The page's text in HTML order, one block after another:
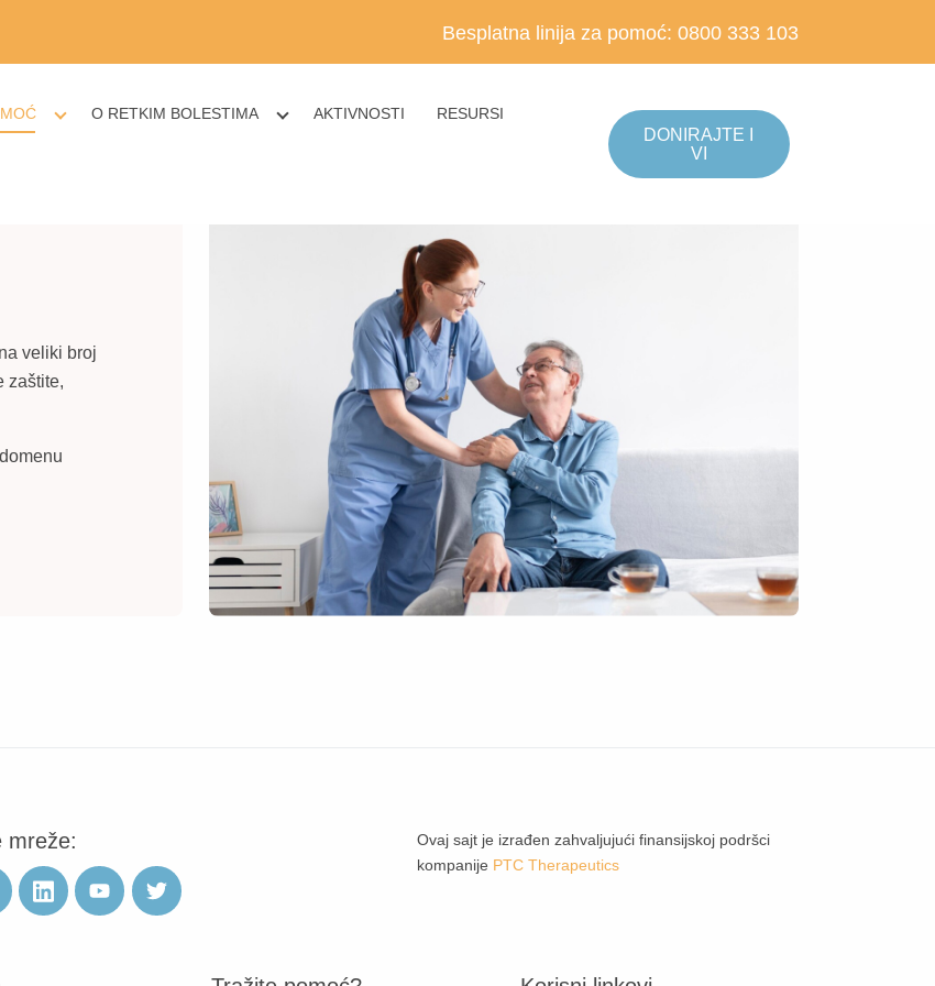
Besplatna linija za pomoć: 0800 333 103
O RETKIM BOLESTIMA AKTIVNOSTI RESURSI
DONIRAJTE I
VI
veliki broj
zaštite,
mreže:
Ovaj sajt je izrađen zahvaljujući finansijskoj podršci
kompanije PTC Therapeutics